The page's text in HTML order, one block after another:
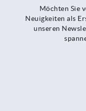
Möchten Sie
Neuigkeiten als
unseren